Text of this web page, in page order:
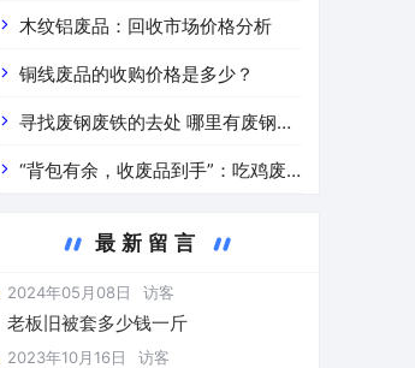
道分析」 陕西车辆废铁价是什么
木纹铝废品：回收市场价格分析
铜线废品的收购价格是多少？
寻找废钢废铁的去处 哪里有废钢废
铁 “背包有余，收废品到手”：吃鸡废
最新留言
2024年05月08日 访客
老板旧被套多少钱一斤
2023年10月16日 访客